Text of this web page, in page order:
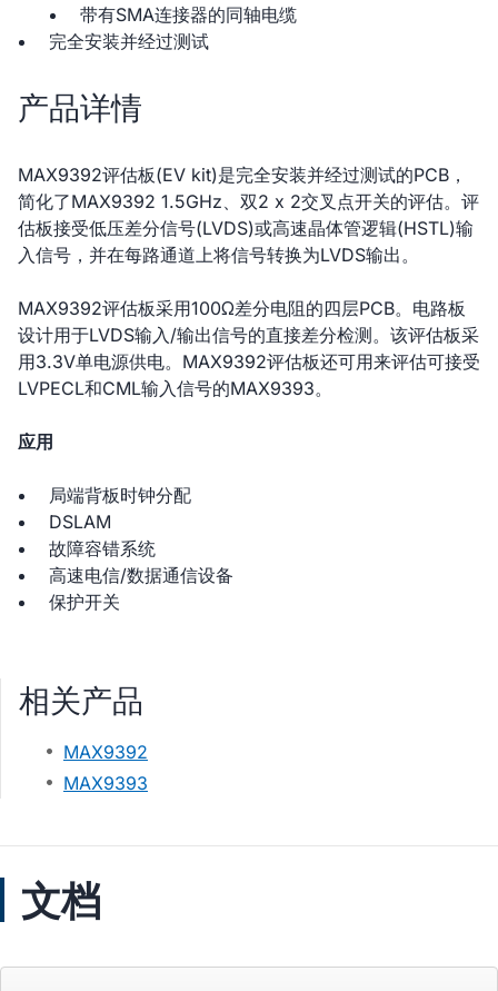
带有SMA连接器的同轴电缆
完全安装并经过测试
产品详情
MAX9392评估板(EV kit)是完全安装并经过测试的PCB，
简化了MAX9392 1.5GHz、双2 x 2交叉点开关的评估。评
估板接受低压差分信号(LVDS)或高速晶体管逻辑(HSTL)输
入信号，并在每路通道上将信号转换为LVDS输出。
MAX9392评估板采用100Ω差分电阻的四层PCB。电路板
设计用于LVDS输入/输出信号的直接差分检测。该评估板采
用3.3V单电源供电。MAX9392评估板还可用来评估可接受
LVPECL和CML输入信号的MAX9393。
应用
局端背板时钟分配
DSLAM
故障容错系统
高速电信/数据通信设备
保护开关
相关产品
MAX9392
MAX9393
文档